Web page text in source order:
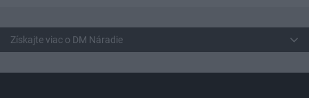
Získajte viac o DM Náradie